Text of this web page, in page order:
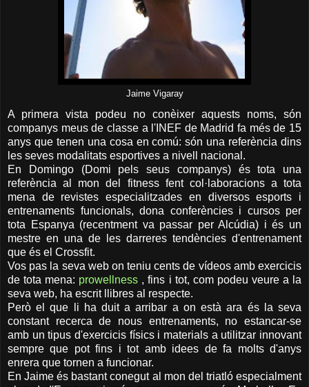
Jaime Vigaray
A primera vista podeu no conèixer aquests noms, són
companys meus de classe a l'INEF de Madrid fa més de 15
anys que tenen una cosa en comú: són una referència dins
les seves modalitats esportives a nivell nacional.
En Domingo (Domi pels seus companys) és tota una
referència al mon del fitness fent col·laboracions a tota
mena de revistes especialitzades en diversos esports i
entrenaments funcionals, dona conferències i cursos per
tota Espanya (recentment va passar per Alcúdia) i és un
mestre en una de les darreres tendències d'entrenament
que és el Crossfit.
Vos pas la seva web on teniu cents de vídeos amb exercicis
de tota mena: prowellness , fins i tot, com podeu veure a la
seva web, ha escrit llibres al respecte.
Però el que li ha duit a arribar a on està ara és la seva
constant recerca de nous entrenaments, no estancar-se
amb un tipus d'exercicis físics i materials a utilitzar innovant
sempre que pot fins i tot amb idees de fa molts d'anys
enrera que tornen a funcionar.
En Jaime és bastant conegut al mon del triatló especialment